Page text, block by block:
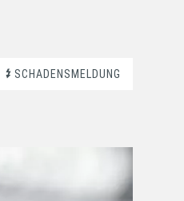
SCHADENSMELDUNG